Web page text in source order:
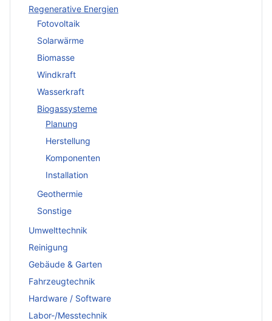
Regenerative Energien
Fotovoltaik
Solarwärme
Biomasse
Windkraft
Wasserkraft
Biogassysteme
Planung
Herstellung
Komponenten
Installation
Geothermie
Sonstige
Umwelttechnik
Reinigung
Gebäude & Garten
Fahrzeugtechnik
Hardware / Software
Labor-/Messtechnik